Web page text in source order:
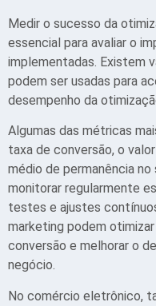
Medir o sucesso da
essencial para avaliar o
implementadas. Existem
podem ser usadas para
desempenho da
Algumas das métricas
taxa de conversão, o
médio de permanência
monitorar regularmente
testes e ajustes
marketing podem
conversão e melhorar o
negócio.
No comércio eletrônico,